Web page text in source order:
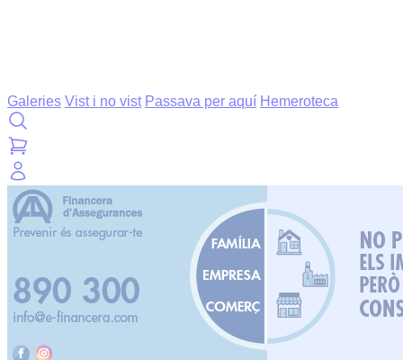
Galeries Vist i no vist Passava per aquí Hemeroteca